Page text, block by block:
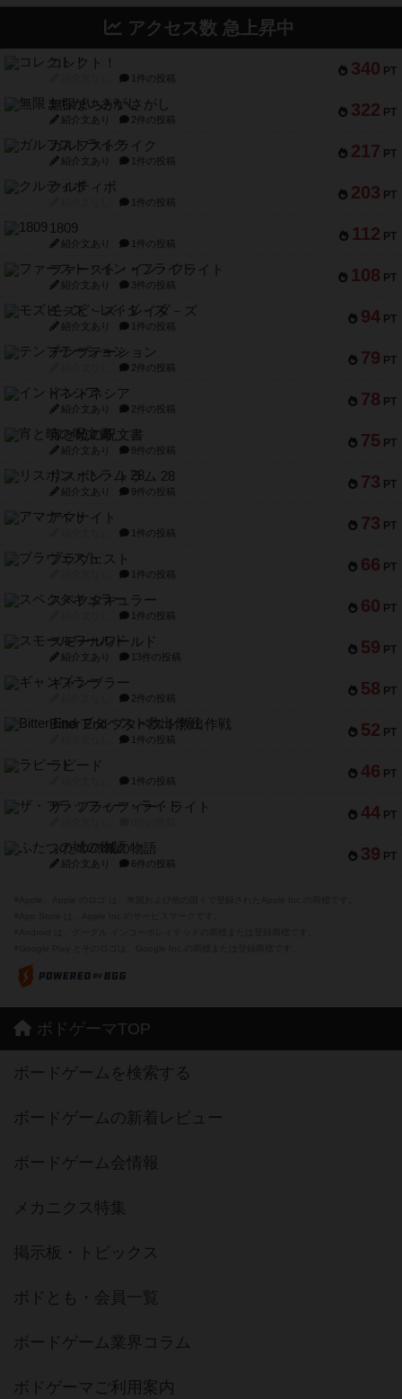
アクセス数 急上昇中
340 PT
コレクト！
1件の投稿
322 PT
無限まちがいさがし
紹介文あり 2件の投稿
217 PT
ガルフストライク
紹介文あり 1件の投稿
203 PT
クルティボ
1件の投稿
112 PT
1809
紹介文あり 1件の投稿
108 PT
ファースト・イン・フライト
紹介文あり 3件の投稿
94 PT
モズビ－ズ・レイダ－ズ
紹介文あり 1件の投稿
79 PT
テンプテーション
2件の投稿
78 PT
インドネシア
紹介文あり 2件の投稿
75 PT
宵と暁の呪文書
紹介文あり 8件の投稿
73 PT
リスボン・トラム 28
紹介文あり 9件の投稿
73 PT
アマナイト
1件の投稿
66 PT
ブラヴェスト
1件の投稿
60 PT
スペクタキュラー
1件の投稿
59 PT
スモールワールド
紹介文あり 13件の投稿
58 PT
ギャンブラー
2件の投稿
52 PT
Bitter End ブタペスト救出作戦
1件の投稿
46 PT
ラピード
1件の投稿
44 PT
ザ・フラッフィー・ライト
39 PT
ふたつの城の物語
紹介文あり 6件の投稿
ボドゲーマTOP
ボードゲームを検索する
ボードゲームの新着レビュー
ボードゲーム会情報
メカニクス特集
掲示板・トピックス
ボドとも・会員一覧
ボードゲーム業界コラム
ボドゲーマご利用案内